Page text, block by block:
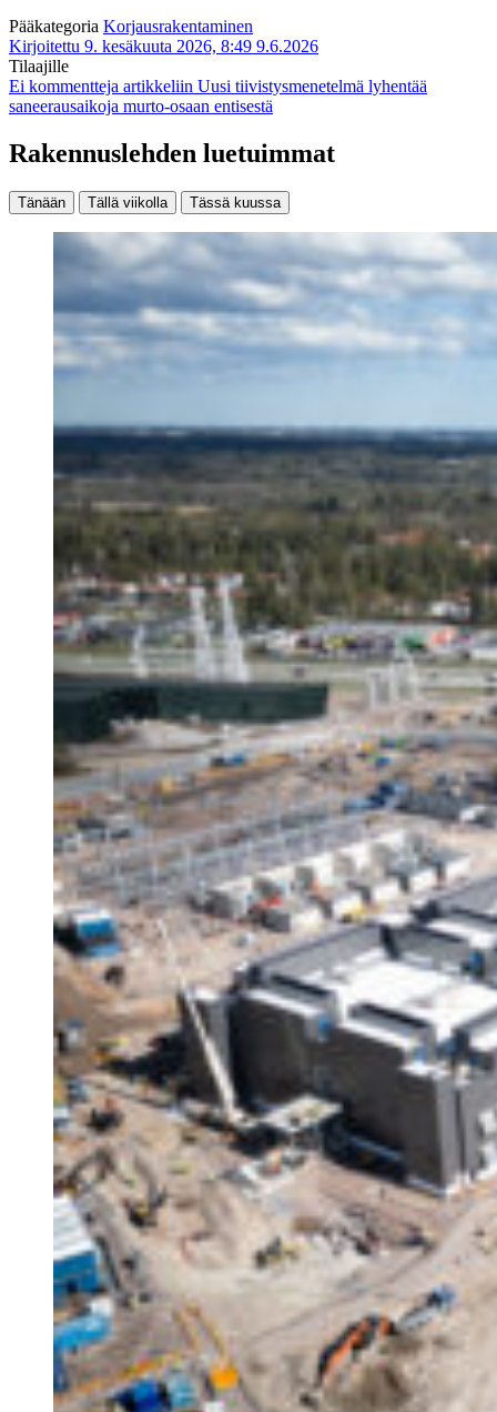
Pääkategoria Korjausrakentaminen
Kirjoitettu 9. kesäkuuta 2026, 8:49 9.6.2026
Tilaajille
Ei kommentteja artikkeliin Uusi tiivistysmenetelmä lyhentää
saneerausaikoja murto-osaan entisestä
Rakennuslehden luetuimmat
Tänään Tällä viikolla Tässä kuussa